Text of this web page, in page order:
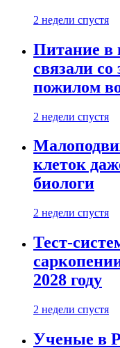
2 недели спустя
Питание в
связали со
пожилом
2 недели спустя
клеток
биологи
2 недели спустя
Тест-
2028 году
2 недели спустя
Ученые в